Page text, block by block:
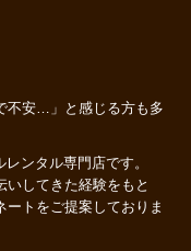
不安…」と感じる方も多
ンタル専門店です。
いしてきた経験をもと
ートをご提案しておりま